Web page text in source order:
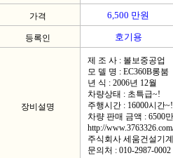
가격 6,500 만원
등록인 호기용
장비설명
제 조 사 : 볼보중공업
모 델 명 : EC360B롱붐
년 식 : 2006년 12월
차량상태 : 초특급~!
주행시간 : 16000시간~!
차량 판매 금액 : 6500
http://
주식회사 세움건설기
문의처 : 010-2987-0002